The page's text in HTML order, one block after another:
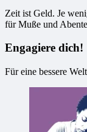
Zeit ist Geld. Je
für Muße und
Engagiere dich!
Für eine bessere Welt